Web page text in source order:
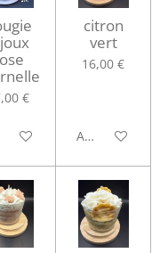
€
au panier
citron
vert
16,00 €
Ajouter au